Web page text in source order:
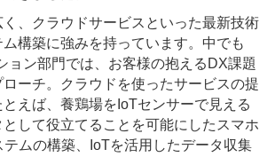
、クラウドサービスといった最新技術
構築に強みを持っています。中でも
ョン部門では、お客様の抱えるDX課題
ーチ。クラウドを使ったサービスの提
えば、養鶏場をIoTセンサーで見える
して役立てることを可能にしたスマホ
ムの構築、IoTを活用したデータ収集